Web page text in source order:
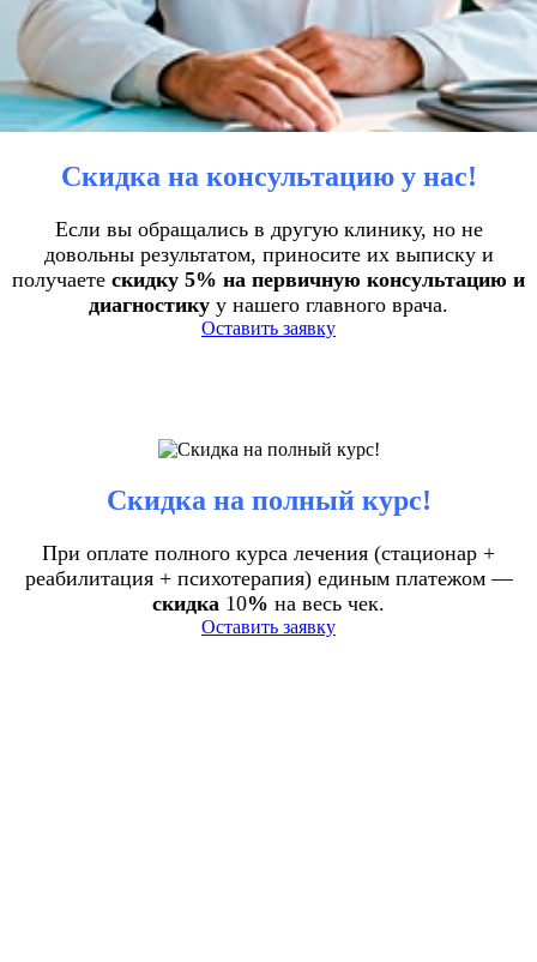
Скидка на консультацию у нас!
Если вы обращались в другую клинику, но не
довольны результатом, приносите их выписку и
получаете скидку 5% на первичную консультацию и
диагностику у нашего главного врача.
Оставить заявку
Скидка на полный курс!
При оплате полного курса лечения (стационар +
реабилитация + психотерапия) единым платежом —
скидка 10% на весь чек.
Оставить заявку